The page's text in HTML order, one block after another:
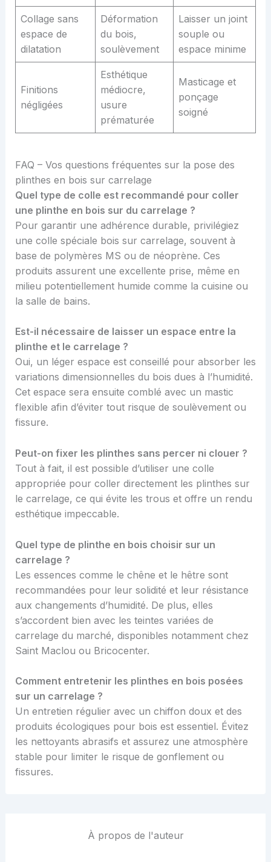
Collage sans
espace de
dilatation
Déformation
du bois,
soulèvement
Laisser un joint
souple ou
espace minime
Finitions
négligées
Esthétique
médiocre,
usure
prématurée
Masticage et
ponçage
soigné
FAQ – Vos questions fréquentes sur la pose des
plinthes en bois sur carrelage
Quel type de colle est recommandé pour coller
une plinthe en bois sur du carrelage ?
Pour garantir une adhérence durable, privilégiez
une colle spéciale bois sur carrelage, souvent à
base de polymères MS ou de néoprène. Ces
produits assurent une excellente prise, même en
milieu potentiellement humide comme la cuisine ou
la salle de bains.
Est-il nécessaire de laisser un espace entre la
plinthe et le carrelage ?
Oui, un léger espace est conseillé pour absorber les
variations dimensionnelles du bois dues à l’humidité.
Cet espace sera ensuite comblé avec un mastic
flexible afin d’éviter tout risque de soulèvement ou
fissure.
Peut-on fixer les plinthes sans percer ni clouer ?
Tout à fait, il est possible d’utiliser une colle
appropriée pour coller directement les plinthes sur
le carrelage, ce qui évite les trous et offre un rendu
esthétique impeccable.
Quel type de plinthe en bois choisir sur un
carrelage ?
Les essences comme le chêne et le hêtre sont
recommandées pour leur solidité et leur résistance
aux changements d’humidité. De plus, elles
s’accordent bien avec les teintes variées de
carrelage du marché, disponibles notamment chez
Saint Maclou ou Bricocenter.
Comment entretenir les plinthes en bois posées
sur un carrelage ?
Un entretien régulier avec un chiffon doux et des
produits écologiques pour bois est essentiel. Évitez
les nettoyants abrasifs et assurez une atmosphère
stable pour limiter le risque de gonflement ou
fissures.
À propos de l'auteur